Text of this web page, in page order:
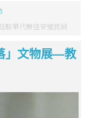
駐華代辦佳安道致詞
」文物展—教